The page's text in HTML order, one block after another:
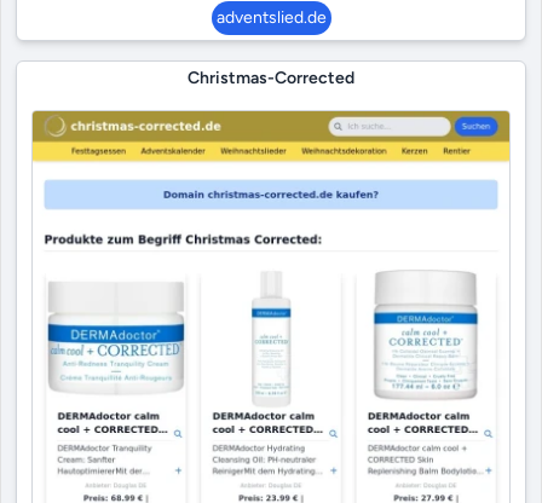
adventslied.de
Christmas-Corrected